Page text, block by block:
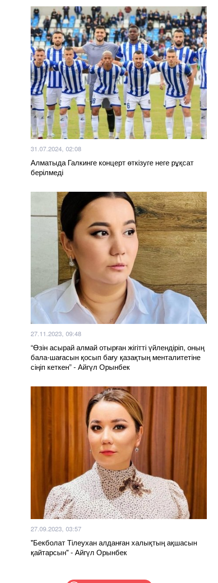
31.07.2024, 02:08
Алматыда Галкинге концерт өткізуге неге рұқсат
берілмеді
27.11.2023, 09:48
“Өзін асырай алмай отырған жігітті үйлендіріп, оның
бала-шағасын қосып бағу қазақтың менталитетіне
сіңіп кеткен” - Айгүл Орынбек
27.09.2023, 03:57
"Бекболат Тілеухан алданған халықтың ақшасын
қайтарсын" - Айгүл Орынбек